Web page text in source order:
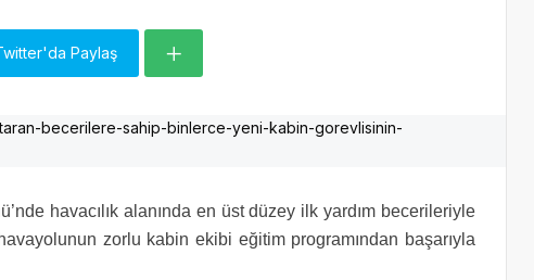
Paylaş
havacılık alanında en üst düzey ilk yardım becerileriyle
zorlu kabin ekibi eğitim programından başarıyla